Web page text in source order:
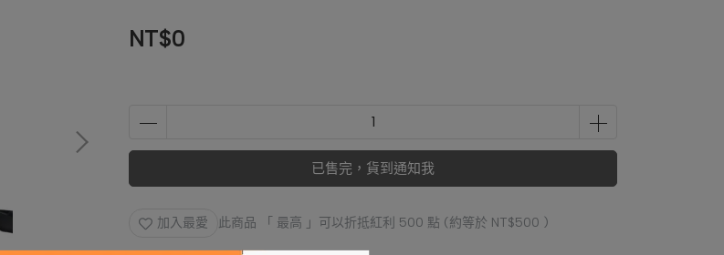
NT$0
已售完，貨到通知我
加入最愛 此商品 「 最高 」可以折抵紅利 500 點 (約等於 NT$500 )